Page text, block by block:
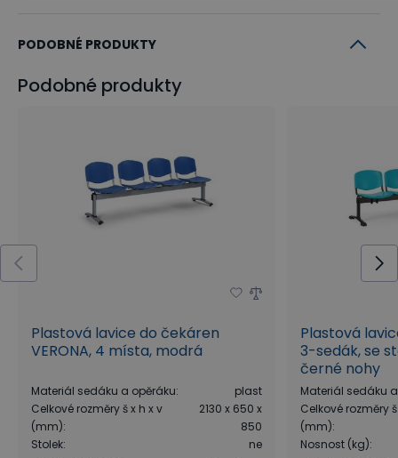
PODOBNÉ PRODUKTY
Podobné produkty
Plastová lavice do čekáren
VERONA, 4 místa, modrá
Materiál sedáku a opěráku:
plast
Celkové rozměry š x h x v
(mm):
2130 x 650 x
850
Stolek: ne
Plastová
3-sedák, se
černé nohy
Materiál sedáku
Celkové rozměry
(mm):
Nosnost (kg):